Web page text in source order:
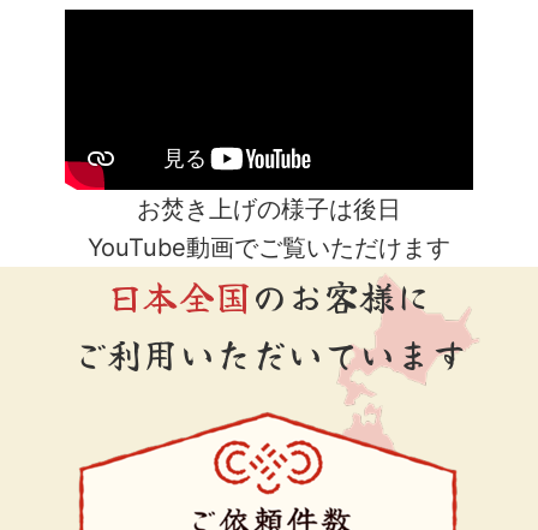
お焚き上げの様子は後日
YouTube動画でご覧いただけます
日本全国のお客様に
ご利用いただいています